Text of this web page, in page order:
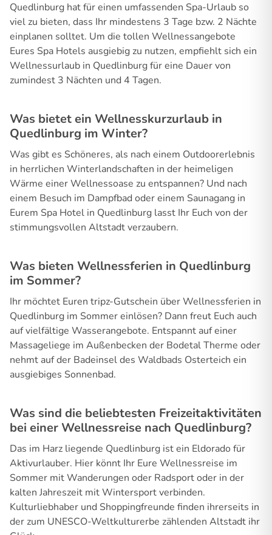
Quedlinburg hat für einen umfassenden Spa-Urlaub so
viel zu bieten, dass Ihr mindestens 3 Tage bzw. 2 Nächte
einplanen solltet. Um die tollen Wellnessangebote
Eures Spa Hotels ausgiebig zu nutzen, empfiehlt sich ein
Wellnessurlaub in Quedlinburg für eine Dauer von
zumindest 3 Nächten und 4 Tagen.
Was bietet ein Wellnesskurzurlaub in
Quedlinburg im Winter?
Was gibt es Schöneres, als nach einem Outdoorerlebnis
in herrlichen Winterlandschaften in der heimeligen
Wärme einer Wellnessoase zu entspannen? Und nach
einem Besuch im Dampfbad oder einem Saunagang in
Eurem Spa Hotel in Quedlinburg lasst Ihr Euch von der
stimmungsvollen Altstadt verzaubern.
Was bieten Wellnessferien in Quedlinburg
im Sommer?
Ihr möchtet Euren tripz-Gutschein über Wellnessferien in
Quedlinburg im Sommer einlösen? Dann freut Euch auch
auf vielfältige Wasserangebote. Entspannt auf einer
Massageliege im Außenbecken der Bodetal Therme oder
nehmt auf der Badeinsel des Waldbads Osterteich ein
ausgiebiges Sonnenbad.
Was sind die beliebtesten Freizeitaktivitäten
bei einer Wellnessreise nach Quedlinburg?
Das im Harz liegende Quedlinburg ist ein Eldorado für
Aktivurlauber. Hier könnt Ihr Eure Wellnessreise im
Sommer mit Wanderungen oder Radsport oder in der
kalten Jahreszeit mit Wintersport verbinden.
Kulturliebhaber und Shoppingfreunde finden ihrerseits in
der zum UNESCO-Weltkulturerbe zählenden Altstadt ihr